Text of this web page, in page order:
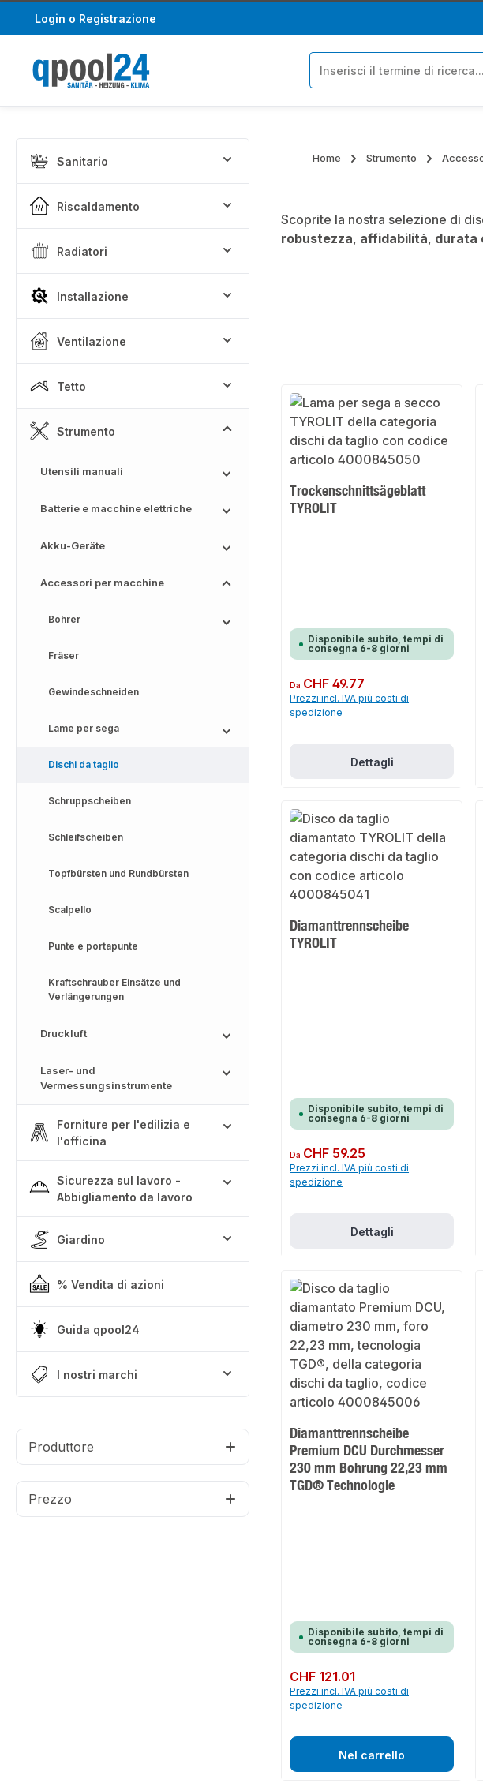
al contenuto principale
Salta alla ricerca
Login o Registrazione
Sanitario
Riscaldamento
Radiatori
Installazione
Ventilazione
Tetto
Strumento
Utensili manuali
Batterie e macchine elettriche
Akku-Geräte
Accessori per macchine
Bohrer
Fräser
Gewindeschneiden
Lame per sega
Dischi da taglio
Schruppscheiben
Schleifscheiben
Topfbürsten und Rundbürsten
Scalpello
Punte e portapunte
Kraftschrauber Einsätze und
Verlängerungen
Druckluft
Laser- und
Vermessungsinstrumente
Forniture per l'edilizia e
l'officina
Sicurezza sul lavoro -
Abbigliamento da lavoro
Giardino
% Vendita di azioni
Guida qpool24
I nostri marchi
Produttore
Prezzo
Home Strumento
Scoprite la nostra selezione di
robustezza, affidabilità, durata
Trockenschnittsägeblatt
TYROLIT
Disponibile subito, tempi di
consegna 6-8 giorni
Prezzo normale:
Da CHF 49.77
Prezzi incl. IVA più costi di
spedizione
Dettagli
Diamanttrennscheibe
TYROLIT
Disponibile subito, tempi di
consegna 6-8 giorni
Prezzo normale:
Da CHF 59.25
Prezzi incl. IVA più costi di
spedizione
Dettagli
Diamanttrennscheibe
Premium DCU Durchmesser
230 mm Bohrung 22,23 mm
TGD® Technologie
Disponibile subito, tempi di
consegna 6-8 giorni
Prezzo normale:
CHF 121.01
Prezzi incl. IVA più costi di
spedizione
Nel carrello